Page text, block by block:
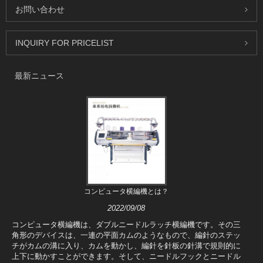
お問い合わせ
INQUIRY FOR PRICELIST
最新ニュース
コンピュータ横編機とは？
2022/09/08
コンピュータ横編機は、ダブルニードルラッチ横編機です。その三
角形のデバイスは、一連の平面カムのようなもので、編針のステッ
チがカムの溝に入り、カムを動かし、編針を針板の針溝で規則的に
上下に動かすことができます。そして、ニードルフックとニードル